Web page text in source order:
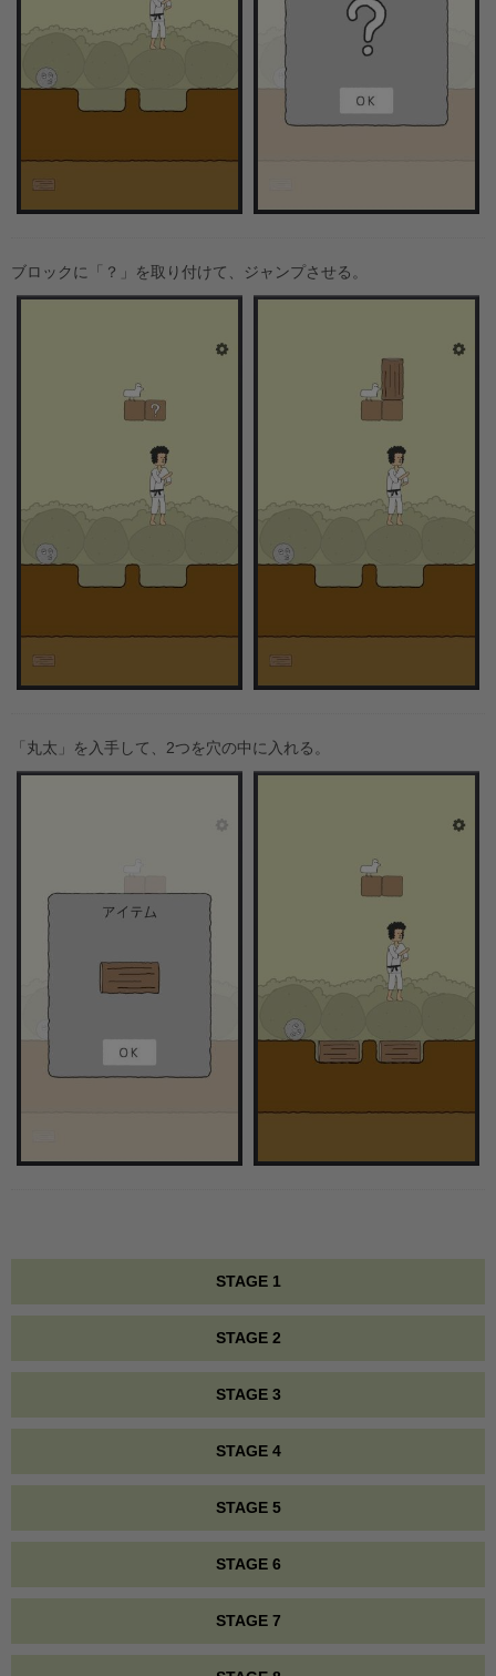
ブロックに「？」を取り付けて、ジャンプさせる。
「丸太」を入手して、2つを穴の中に入れる。
STAGE 1
STAGE 2
STAGE 3
STAGE 4
STAGE 5
STAGE 6
STAGE 7